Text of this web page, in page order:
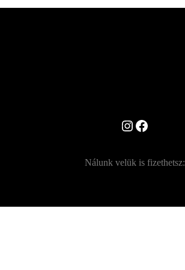
Instagram
Facebook
Nálunk velük is fizethetsz: